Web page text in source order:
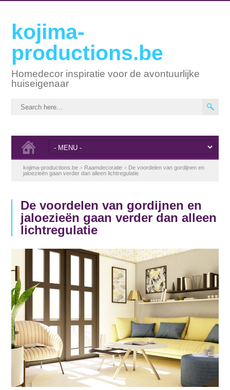
kojima-
productions.be
Homedecor inspiratie voor de avontuurlijke
huiseigenaar
kojima-productions.be > Raamdecoratie > De voordelen van gordijnen en
jaloezieën gaan verder dan alleen lichtregulatie
De voordelen van gordijnen en
jaloezieën gaan verder dan alleen
lichtregulatie